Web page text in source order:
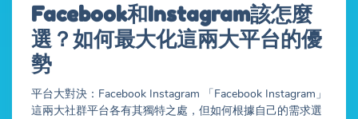
Facebook和Instagram該怎麼
選？如何最大化這兩大平台的優
勢
平台大對決：Facebook Instagram 「Facebook Instagram」
這兩大社群平台各有其獨特之處，但如何根據自己的需求選